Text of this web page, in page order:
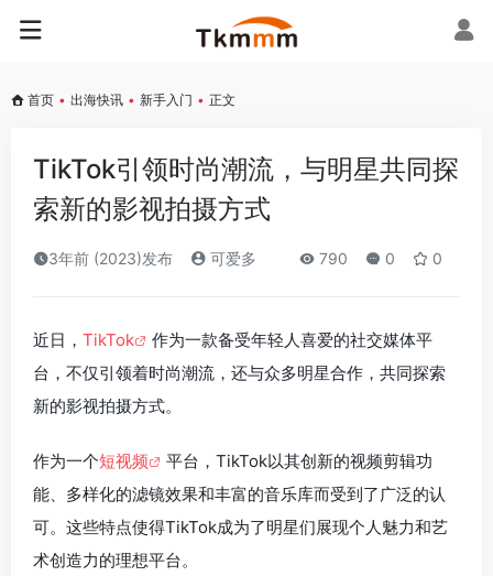
首页 • 出海快讯 • 新手入门 • 正文
TikTok引领时尚潮流，与明星共同探
索新的影视拍摄方式
3年前 (2023)发布 可爱多 790 0 0
近日， TikTok
作为一款备受年轻人喜爱的社交媒体平
台，不仅引领着时尚潮流，还与众多明星合作，共同探索
新的影视拍摄方式。
作为一个短视频
平台，TikTok以其创新的视频剪辑功
能、多样化的滤镜效果和丰富的音乐库而受到了广泛的认
可。这些特点使得TikTok成为了明星们展现个人魅力和艺
术创造力的理想平台。